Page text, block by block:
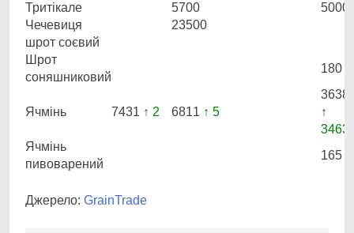
Тритікале
5700
5000
Чечевиця
23500
шрот соєвий
Шрот
соняшниковий
180
Ячмінь 7431 ↑ 2 6811 ↑ 5
3638
↑
3463
Ячмінь
пивоварений
165
Джерело: GrainTrade